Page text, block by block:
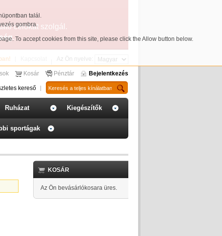
talál.
gombra.
. To accept cookies from this site, please click the Allow button below.
célokat szolgál.
Az Ön nyelve:
Kosár Pénztár Bejelentkezés
kereső
Ruházat Kiegészítők
sportágak
KOSÁR
Az Ön bevásárlókosara üres.